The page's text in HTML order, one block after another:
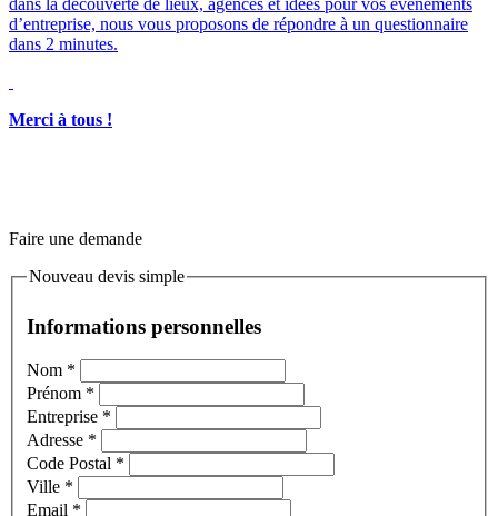
Merci à tous !
Faire une demande
Nouveau devis simple
Informations personnelles
Nom *
Prénom *
Entreprise *
Adresse *
Code Postal *
Ville *
Email *